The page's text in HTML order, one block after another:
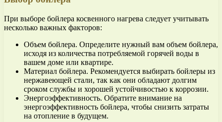
При выборе бойлера косвенного нагрева следует учитывать
несколько важных факторов:
Объем бойлера. Определите нужный вам объем бойлера,
исходя из количества потребляемой горячей воды в
вашем доме или квартире.
Материал бойлера. Рекомендуется выбирать бойлеры из
нержавеющей стали, так как они обладают долгим
сроком службы и хорошей устойчивостью к коррозии.
Энергоэффективность. Обратите внимание на
энергоэффективность бойлера, чтобы снизить затраты
на отопление в будущем.